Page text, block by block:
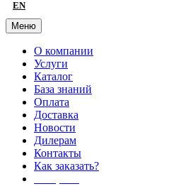
EN
Меню
О компании
Услуги
Каталог
База знаний
Оплата
Доставка
Новости
Дилерам
Контакты
Как заказать?